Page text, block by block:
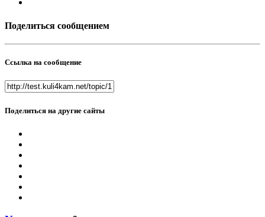
Поделиться сообщением
Ссылка на сообщение
Поделиться на другие сайты